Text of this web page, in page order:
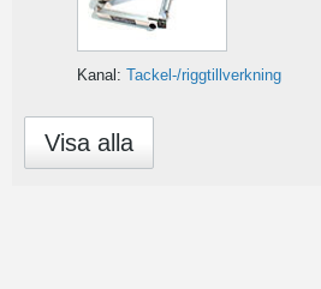
Kanal: Tackel-/riggtillverkning
Visa alla